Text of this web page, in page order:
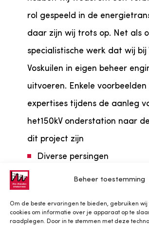
Beheer toestemming
Om de beste ervaringen te bieden, gebruiken
cookies om informatie over je apparaat op te
raadplegen. Door in te stemmen met deze
rol gespeeld in de
daar zijn wij trots op. Net als
specialistische werk dat wij bij
Voskuilen in eigen beheer
uitvoeren. Enkele
expertises tijdens de aanleg
het150kV onderstation naar
dit project zijn
Diverse persingen
10 gestuurde bundelboringen
snelweg A50 door